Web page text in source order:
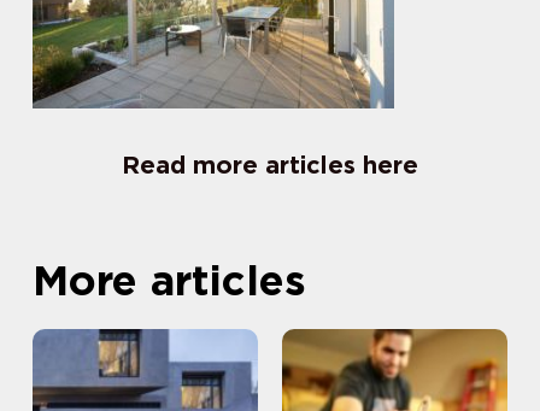
Read more articles here
More articles